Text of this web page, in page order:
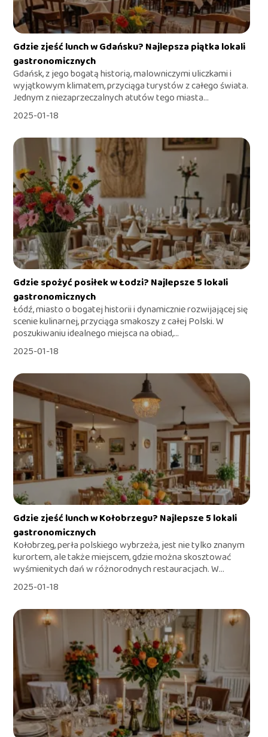
Gdzie zjeść lunch w Gdańsku? Najlepsza piątka lokali
gastronomicznych
Gdańsk, z jego bogatą historią, malowniczymi uliczkami i
wyjątkowym klimatem, przyciąga turystów z całego świata.
Jednym z niezaprzeczalnych atutów tego miasta...
2025-01-18
Gdzie spożyć posiłek w Łodzi? Najlepsze 5 lokali
gastronomicznych
Łódź, miasto o bogatej historii i dynamicznie rozwijającej się
scenie kulinarnej, przyciąga smakoszy z całej Polski. W
poszukiwaniu idealnego miejsca na obiad,...
2025-01-18
Gdzie zjeść lunch w Kołobrzegu? Najlepsze 5 lokali
gastronomicznych
Kołobrzeg, perła polskiego wybrzeża, jest nie tylko znanym
kurortem, ale także miejscem, gdzie można skosztować
wyśmienitych dań w różnorodnych restauracjach. W...
2025-01-18